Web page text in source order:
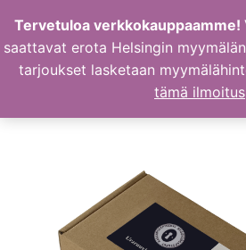
sisältöön
Tervetuloa verkkokauppaamme!
saattavat erota Helsingin
tarjoukset lasketaan
tämä ilmoitus